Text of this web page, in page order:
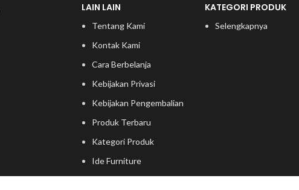
LAIN LAIN
Tentang Kami
Kontak Kami
Cara Berbelanja
Kebijakan Privasi
Kebijakan Pengembalian
Produk Terbaru
Kategori Produk
Ide Furniture
KATEGORI PRODUK
Selengkapnya